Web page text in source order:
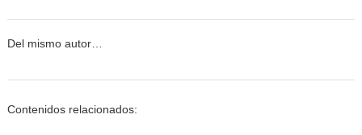
Del mismo autor…
Contenidos relacionados: